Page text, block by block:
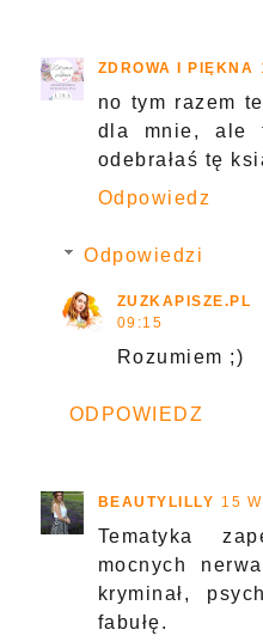
ZDROWA I PIĘKNA
no tym razem
dla mnie, ale
odebrałaś tę
Odpowiedz
Odpowiedzi
ZUZKAPISZE.PL
09:15
Rozumiem ;)
ODPOWIEDZ
BEAUTYLILLY 15
Tematyka
mocnych
kryminał,
fabułę.